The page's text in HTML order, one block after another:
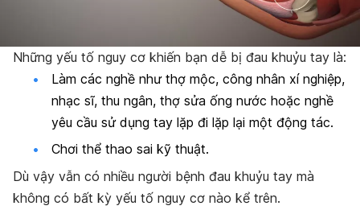
Những yếu tố nguy cơ khiến bạn dễ bị đau khuỷu tay là:
Làm các nghề như thợ mộc, công nhân xí nghiệp,
nhạc sĩ, thu ngân, thợ sửa ống nước hoặc nghề
yêu cầu sử dụng tay lặp đi lặp lại một động tác.
Chơi thể thao sai kỹ thuật.
Dù vậy vẫn có nhiều người bệnh đau khuỷu tay mà
không có bất kỳ yếu tố nguy cơ nào kể trên.